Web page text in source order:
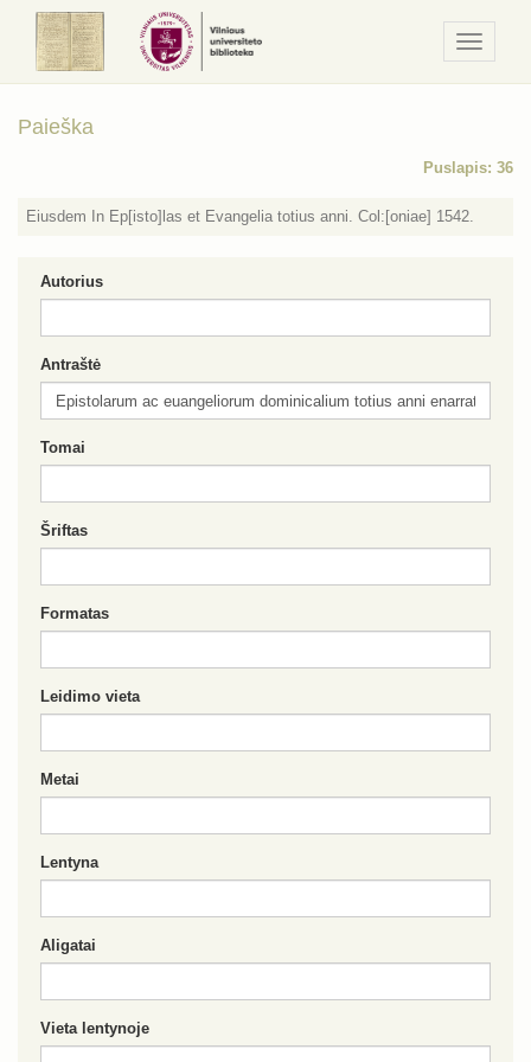
/
Meniu
Paieška
Puslapis: 36
Eiusdem In Ep[isto]las et Evangelia totius anni. Col:[oniae] 1542.
Autorius
Antraštė
Tomai
Šriftas
Formatas
Leidimo vieta
Metai
Lentyna
Aligatai
Vieta lentynoje